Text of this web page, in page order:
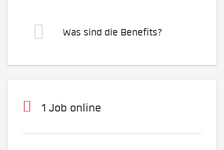
Was sind die Benefits?
1 Job online